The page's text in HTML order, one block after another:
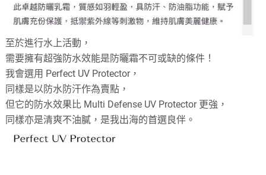
至於進行水上活動，
需要擁有超強防水效能是防曬霜不可或缺的條件！
我會選用 Perfect UV Protector，
同樣是以防水防汗作為賣點，
但它的防水效果比 Multi Defense UV Protector 更強，
同樣亦是清爽不油膩，是我出海的首選良伴。